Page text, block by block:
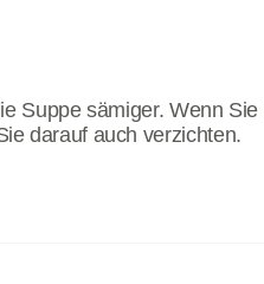
Suppe sämiger. Wenn
darauf auch verzichten.